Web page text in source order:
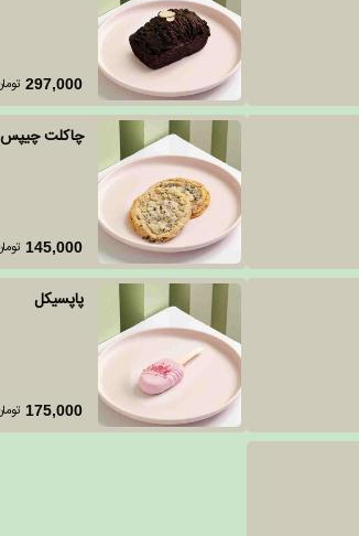
297,000
چاکلت چیپس
145,000
پاپسیکل
175,000